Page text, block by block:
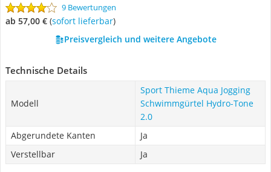
9 Bewertungen
ab 57,00 € ( Sofort lieferbar)
Preisvergleich und weitere Angebote
Technische Details
Modell
Sport Thieme Aqua Jogging
Schwimmgürtel Hydro-Tone
2.0
Abgerundete Kanten
Ja
Verstellbar
Ja